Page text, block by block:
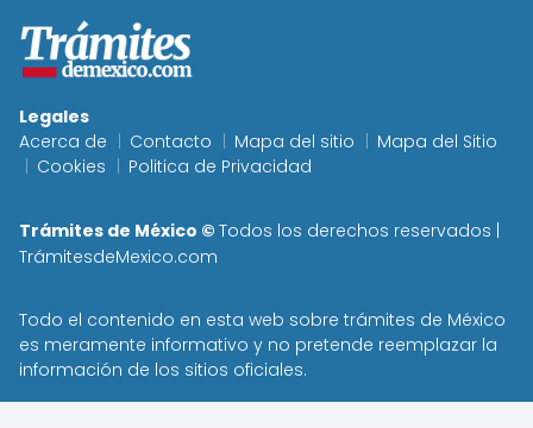
Legales
Acerca de
Contacto Mapa del sitio
Mapa del Sitio
Cookies
Politica de Privacidad
Trámites de México © Todos los derechos reservados |
TrámitesdeMexico.com
Todo el contenido en esta web sobre trámites de México
es meramente informativo y no pretende reemplazar la
información de los sitios oficiales.